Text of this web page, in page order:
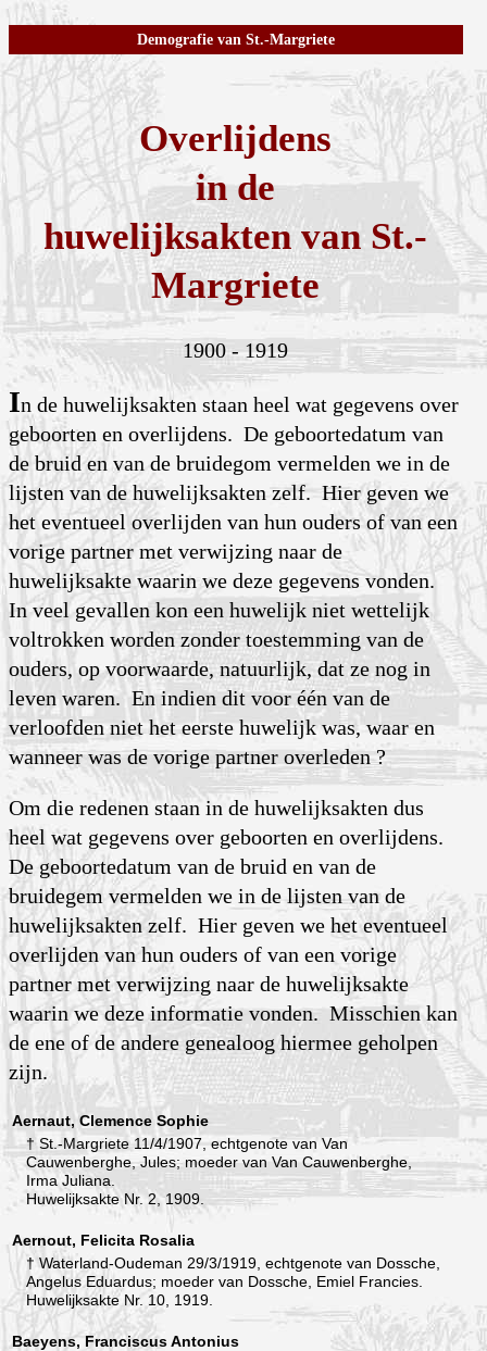
Demografie van St.-Margriete
Overlijdens
in de
huwelijksakten van St.-
Margriete
1900 - 1919
In de huwelijksakten staan heel wat gegevens over
geboorten en overlijdens. De geboortedatum van
de bruid en van de bruidegom vermelden we in de
lijsten van de huwelijksakten zelf. Hier geven we
het eventueel overlijden van hun ouders of van een
vorige partner met verwijzing naar de
huwelijksakte waarin we deze gegevens vonden.
In veel gevallen kon een huwelijk niet wettelijk
voltrokken worden zonder toestemming van de
ouders, op voorwaarde, natuurlijk, dat ze nog in
leven waren. En indien dit voor één van de
verloofden niet het eerste huwelijk was, waar en
wanneer was de vorige partner overleden ?
Om die redenen staan in de huwelijksakten dus
heel wat gegevens over geboorten en overlijdens.
De geboortedatum van de bruid en van de
bruidegem vermelden we in de lijsten van de
huwelijksakten zelf. Hier geven we het eventueel
overlijden van hun ouders of van een vorige
partner met verwijzing naar de huwelijksakte
waarin we deze informatie vonden. Misschien kan
de ene of de andere genealoog hiermee geholpen
zijn.
Aernaut, Clemence Sophie
† St.-Margriete 11/4/1907, echtgenote van Van
Cauwenberghe, Jules; moeder van Van Cauwenberghe,
Irma Juliana.
Huwelijksakte Nr. 2, 1909.
Aernout, Felicita Rosalia
† Waterland-Oudeman 29/3/1919, echtgenote van Dossche,
Angelus Eduardus; moeder van Dossche, Emiel Francies.
Huwelijksakte Nr. 10, 1919.
Baeyens, Franciscus Antonius